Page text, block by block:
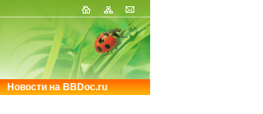
Новости на BBDoc.ru